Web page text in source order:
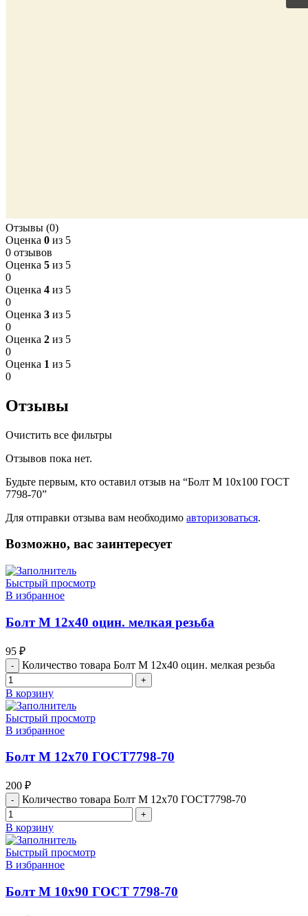
Отзывы (0)
Оценка 0 из 5
0 отзывов
Оценка 5 из 5
0
Оценка 4 из 5
0
Оценка 3 из 5
0
Оценка 2 из 5
0
Оценка 1 из 5
0
Отзывы
Очистить все фильтры
Отзывов пока нет.
Будьте первым, кто оставил отзыв на “Болт М 10х100 ГОСТ
7798-70”
Для отправки отзыва вам необходимо авторизоваться.
Возможно, вас заинтересует
Быстрый просмотр
В избранное
Болт М 12х40 оцин. мелкая резьба
95 ₽
Количество товара Болт М 12х40 оцин. мелкая резьба
В корзину
Быстрый просмотр
В избранное
Болт М 12х70 ГОСТ7798-70
200 ₽
Количество товара Болт М 12х70 ГОСТ7798-70
В корзину
Быстрый просмотр
В избранное
Болт М 10х90 ГОСТ 7798-70